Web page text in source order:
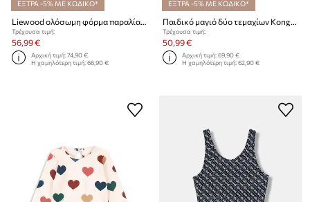
ΕΞΤΡΑ -5% ΜΕ ΚΩΔΙΚΟ*
Liewood ολόσωμη φόρμα παραλίας παιδική Max Printed LS Swim Jumpsuit
Τρέχουσα τιμή:
56,99 €
Αρχική τιμή:74,90 €
Η χαμηλότερη τιμή:66,90 €
ΕΞΤΡΑ -5% ΜΕ ΚΩΔΙΚΟ*
Παιδικό μαγιό δύο τεμαχίων Konges Sløjd AMANDINE BIKINI
Τρέχουσα τιμή:
50,99 €
Αρχική τιμή:69,90 €
Η χαμηλότερη τιμή:62,90 €